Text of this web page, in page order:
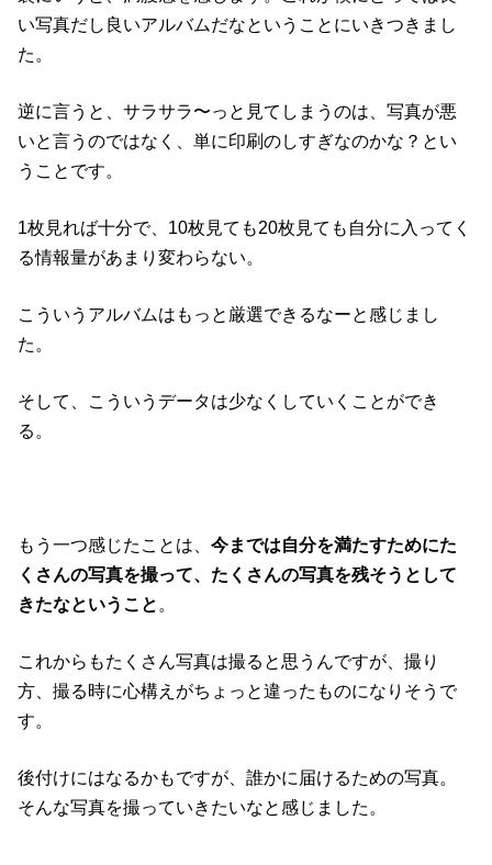
い写真だし良いアルバムだなということにいきつきまし
た。
逆に言うと、サラサラ〜っと見てしまうのは、写真が悪
いと言うのではなく、単に印刷のしすぎなのかな？とい
うことです。
1枚見れば十分で、10枚見ても20枚見ても自分に入ってく
る情報量があまり変わらない。
こういうアルバムはもっと厳選できるなーと感じまし
た。
そして、こういうデータは少なくしていくことができ
る。
もう一つ感じたことは、今までは自分を満たすためにた
くさんの写真を撮って、たくさんの写真を残そうとして
きたなということ 。
これからもたくさん写真は撮ると思うんですが、撮り
方、撮る時に心構えがちょっと違ったものになりそうで
す。
後付けにはなるかもですが、誰かに届けるための写真。
そんな写真を撮っていきたいなと感じました。